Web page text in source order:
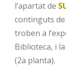
l’apartat de
continguts de
troben a
Biblioteca, i
(2a planta).